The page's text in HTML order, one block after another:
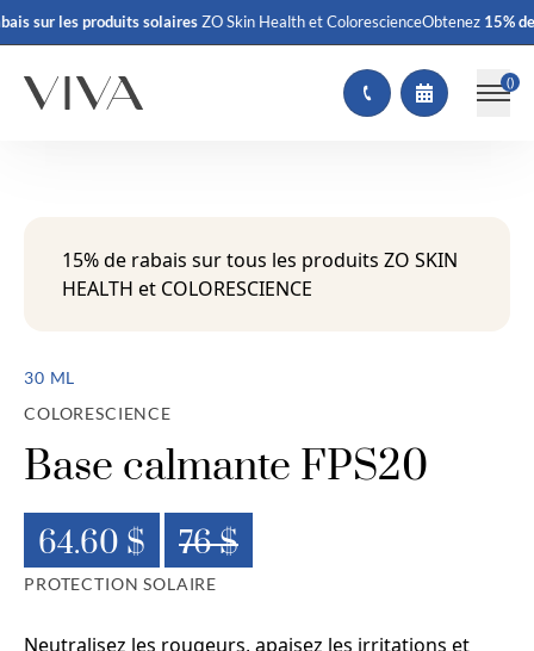
sur les produits solairesZO Skin Health et ColorescienceObtenez15% de
()
15% de rabais sur tous les produits ZO SKIN
HEALTH et COLORESCIENCE
30 ML
COLORESCIENCE
Base calmante FPS20
64.60 $ 76 $
PROTECTION SOLAIRE
Neutralisez les rougeurs, apaisez les irritations et